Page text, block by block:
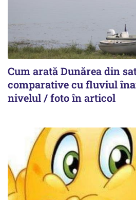
Cum arată Dunărea din
comparative cu fluviul
nivelul / foto în articol